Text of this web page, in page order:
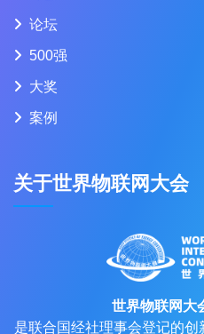
论坛
500强
大奖
案例
关于世界物联网大会
世界物联网大
是联合国经社理事会登记的